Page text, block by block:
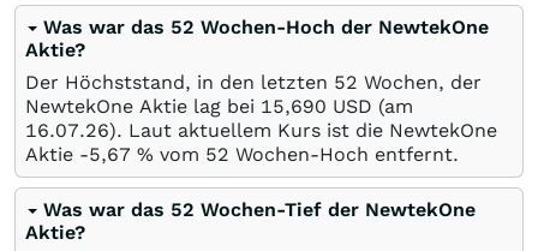
Was war das 52 Wochen-Hoch der NewtekOne
Aktie?
Der Höchststand, in den letzten 52 Wochen, der
NewtekOne Aktie lag bei 15,690 USD (am
16.07.26). Laut aktuellem Kurs ist die NewtekOne
Aktie -5,67 % vom 52 Wochen-Hoch entfernt.
Was war das 52 Wochen-Tief der NewtekOne
Aktie?